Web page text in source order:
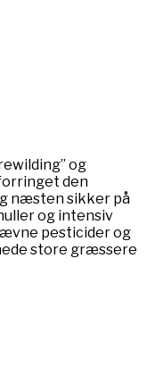
og
den
næsten sikker på
og intensiv
pesticider og
store græssere